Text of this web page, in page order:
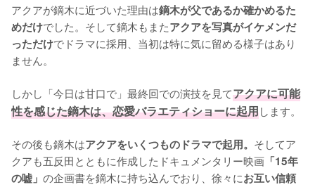
アクアが鏑木に近づいた理由は鏑木が父であるか確かめるた
めだけでした。そして鏑木もまたアクアを写真がイケメンだ
っただけでドラマに採用、当初は特に気に留める様子はあり
ません。
しかし「今日は甘口で」最終回での演技を見てアクアに可能
性を感じた鏑木は、恋愛バラエティショーに起用します。
その後も鏑木はアクアをいくつものドラマで起用。 そしてア
クアも五反田とともに作成したドキュメンタリー映画 「15年
の嘘」 の企画書を鏑木に持ち込んでおり、徐々にお互い信頼